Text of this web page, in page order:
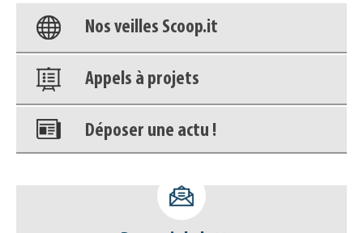
Nos veilles Scoop.it
Appels à projets
Déposer une actu !
déconnecter)